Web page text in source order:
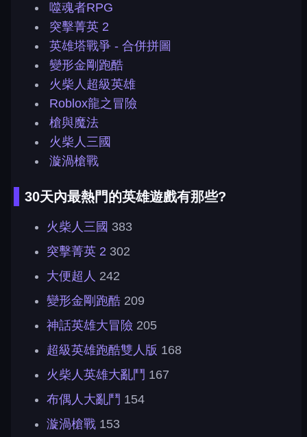
噬魂者RPG
突擊菁英 2
英雄塔戰爭 - 合併拼圖
變形金剛跑酷
火柴人超級英雄
Roblox龍之冒險
槍與魔法
火柴人三國
漩渦槍戰
30天內最熱門的英雄遊戲有那些?
火柴人三國 383
突擊菁英 2 302
大便超人 242
變形金剛跑酷 209
神話英雄大冒險 205
超級英雄跑酷雙人版 168
火柴人英雄大亂鬥 167
布偶人大亂鬥 154
漩渦槍戰 153